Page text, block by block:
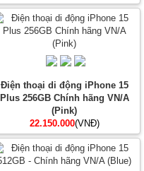
Điện thoại di động iPhone 15
Plus 256GB Chính hãng VN/A
(Pink)
22.150.000(VNĐ)